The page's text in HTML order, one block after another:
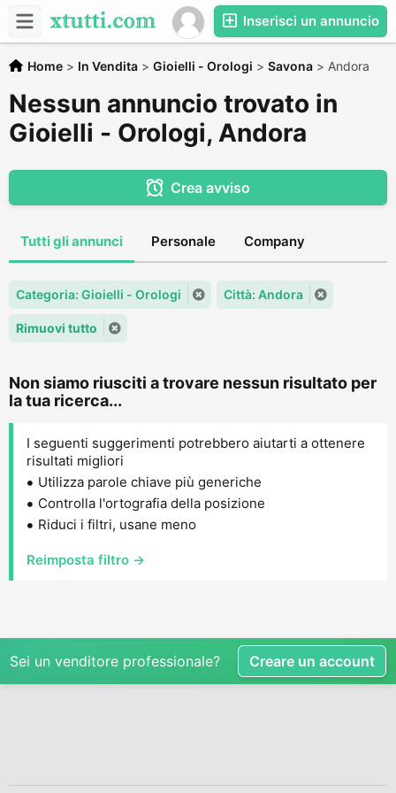
Inserisci un annuncio
Home > In Vendita > Gioielli - Orologi > Savona > Andora
Nessun annuncio trovato in
Gioielli - Orologi, Andora
Crea avviso
Tutti gli annunci Personale Company
Categoria: Gioielli - Orologi Città: Andora
Rimuovi tutto
Non siamo riusciti a trovare nessun risultato per
la tua ricerca...
I seguenti suggerimenti potrebbero aiutarti a ottenere
risultati migliori
Utilizza parole chiave più generiche
Controlla l'ortografia della posizione
Riduci i filtri, usane meno
Reimposta filtro →
Sei un venditore professionale? Creare un account